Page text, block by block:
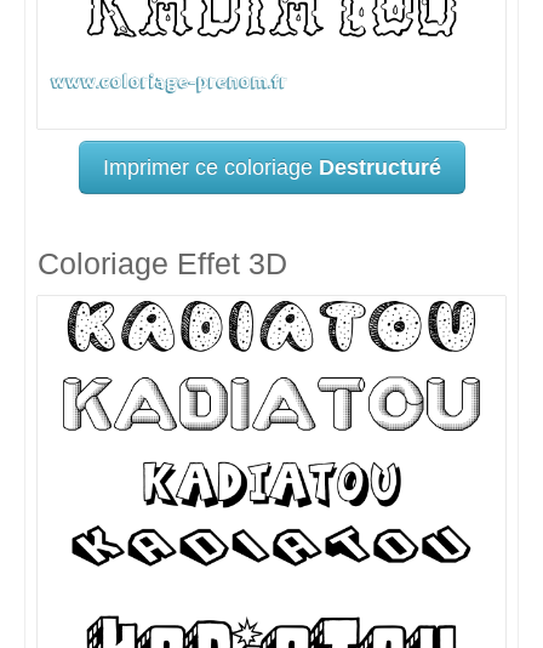
Imprimer ce coloriage Destructuré
Coloriage Effet 3D